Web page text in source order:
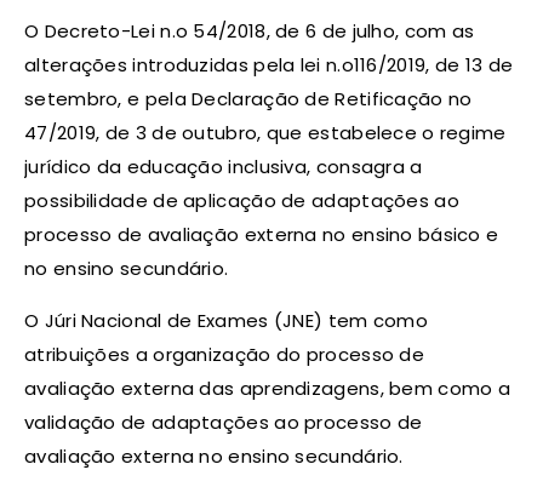
O Decreto-Lei n.o 54/2018, de 6 de julho, com as
alterações introduzidas pela lei n.o116/2019, de 13 de
setembro, e pela Declaração de Retificação no
47/2019, de 3 de outubro, que estabelece o regime
jurídico da educação inclusiva, consagra a
possibilidade de aplicação de adaptações ao
processo de avaliação externa no ensino básico e
no ensino secundário.
O Júri Nacional de Exames (JNE) tem como
atribuições a organização do processo de
avaliação externa das aprendizagens, bem como a
validação de adaptações ao processo de
avaliação externa no ensino secundário.